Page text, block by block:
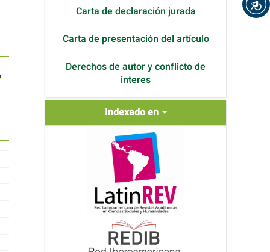
Carta de declaración jurada
Carta de presentación del artículo
Derechos de autor y conflicto de
interes
Indexado en